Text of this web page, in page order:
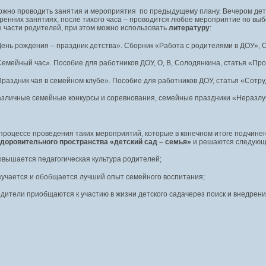
проводить занятия и мероприятия по предыдущему плану. Вечером
занятиях, после тихого часа – проводится любое мероприятие по
части родителей, при этом можно использовать литературу:
рождения – праздник детства». Сборник «Работа с родителями в
час». Пособие для работников ДОУ, О, В, Солодянкина, статья
чая в семейном клубе». Пособие для работников ДОУ, статья
семейные конкурсы и соревнования, семейные праздники
проведения таких мероприятий, которые в конечном итоге
пространства «детский сад – семья» и решаются
педагогическая культура родителей;
и обобщается лучший опыт семейного воспитания;
приобщаются к участию в жизни детского садачерез поиск и